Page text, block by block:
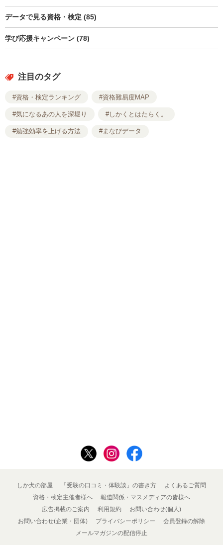
データで見る資格・検定 (85)
学び応援キャンペーン (78)
注目のタグ
#資格・検定ランキング #資格難易度MAP
#気になるあの人を深堀り #しかくとはたらく。
#勉強効率を上げる方法 #まなびデータ
しか犬の部屋 「受験の口コミ・体験談」の書き方
よくあるご質問
資格・検定主催者様へ
報道関係・マスメディアの皆様へ
広告掲載のご案内
利用規約
お問い合わせ(個人)
お問い合わせ(企業・団体)
プライバシーポリシー
会員登録の解除
メールマガジンの配信停止